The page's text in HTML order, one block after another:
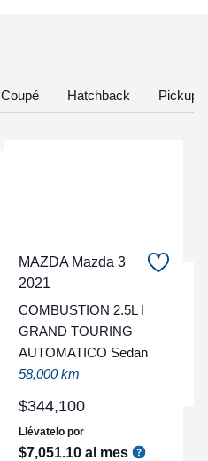
Coupé Hatchback Pickup
MAZDA Mazda 3
2021
COMBUSTION 2.5L I
GRAND TOURING
AUTOMATICO Sedan
58,000 km
$344,100
Llévatelo por
$7,051.10 al mes